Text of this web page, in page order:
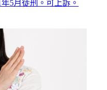
5月徒刑。可上訴。